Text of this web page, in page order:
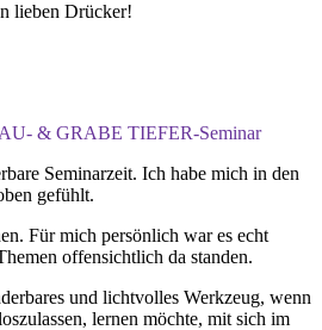
lieben Drücker!
& GRABE TIEFER-Seminar
Seminarzeit. Ich habe mich in den
gefühlt.
Für mich persönlich war es echt
offensichtlich da standen.
und lichtvolles Werkzeug, wenn
lernen möchte, mit sich im